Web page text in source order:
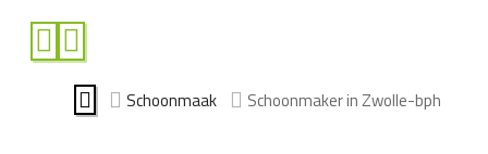
Schoonmaak Schoonmaker in Zwolle-bph